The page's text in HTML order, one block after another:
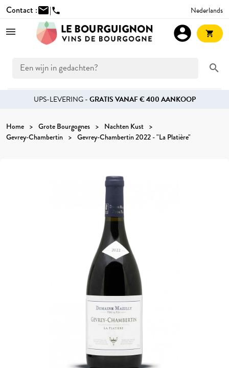
Contact :mail|phone Nederlands
search
account_circle shopping_cart
UPS-LEVERING -GRATIS VANAF € 400 AANKOOP
Home Grote Bourgognes
Nachten Kust
Gevrey-Chambertin
Gevrey-Chambertin 2022 - "La Platière"